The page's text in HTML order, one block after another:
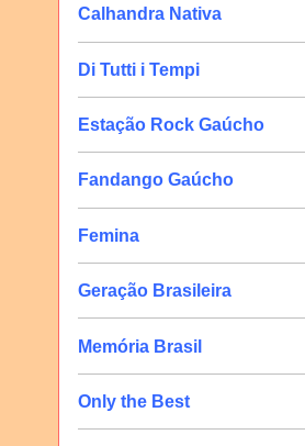
Calhandra Nativa
Di Tutti i Tempi
Estação Rock Gaúcho
Fandango Gaúcho
Femina
Geração Brasileira
Memória Brasil
Only the Best